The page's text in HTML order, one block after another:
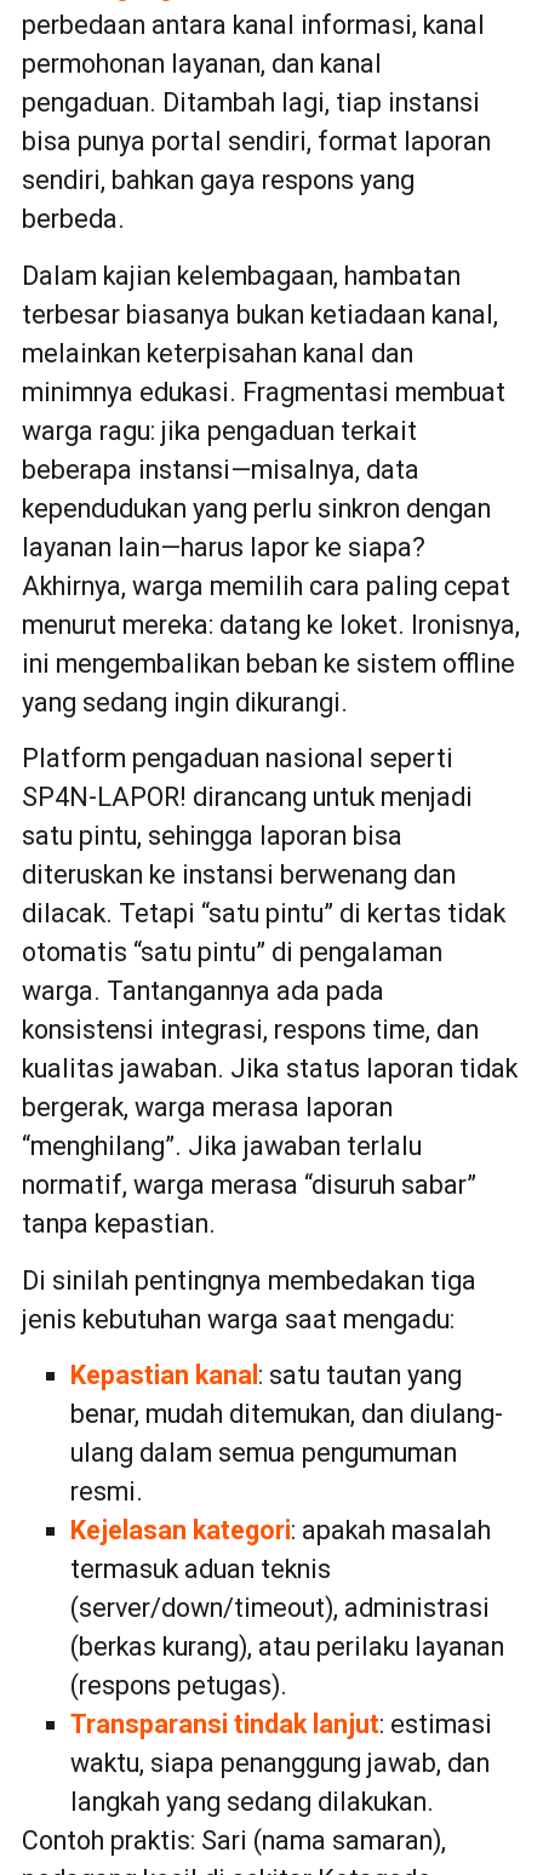
perbedaan antara kanal informasi, kanal
permohonan layanan, dan kanal
pengaduan. Ditambah lagi, tiap instansi
bisa punya portal sendiri, format laporan
sendiri, bahkan gaya respons yang
berbeda.
Dalam kajian kelembagaan, hambatan
terbesar biasanya bukan ketiadaan kanal,
melainkan keterpisahan kanal dan
minimnya edukasi. Fragmentasi membuat
warga ragu: jika pengaduan terkait
beberapa instansi—misalnya, data
kependudukan yang perlu sinkron dengan
layanan lain—harus lapor ke siapa?
Akhirnya, warga memilih cara paling cepat
menurut mereka: datang ke loket. Ironisnya,
ini mengembalikan beban ke sistem offline
yang sedang ingin dikurangi.
Platform pengaduan nasional seperti
SP4N-LAPOR! dirancang untuk menjadi
satu pintu, sehingga laporan bisa
diteruskan ke instansi berwenang dan
dilacak. Tetapi “satu pintu” di kertas tidak
otomatis “satu pintu” di pengalaman
warga. Tantangannya ada pada
konsistensi integrasi, respons time, dan
kualitas jawaban. Jika status laporan tidak
bergerak, warga merasa laporan
“menghilang”. Jika jawaban terlalu
normatif, warga merasa “disuruh sabar”
tanpa kepastian.
Di sinilah pentingnya membedakan tiga
jenis kebutuhan warga saat mengadu:
Kepastian kanal : satu tautan yang
benar, mudah ditemukan, dan diulang-
ulang dalam semua pengumuman
resmi.
Kejelasan kategori: apakah masalah
termasuk aduan teknis
(server/down/timeout), administrasi
(berkas kurang), atau perilaku layanan
(respons petugas).
Transparansi tindak lanjut: estimasi
waktu, siapa penanggung jawab, dan
langkah yang sedang dilakukan.
Contoh praktis: Sari (nama samaran),